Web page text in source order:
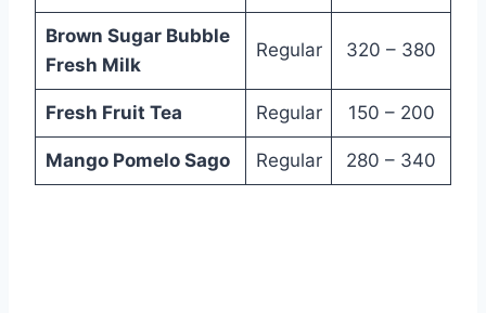
Brown Sugar Bubble
Fresh Milk
Regular 320 – 380
Fresh Fruit Tea Regular 150 – 200
Mango Pomelo Sago Regular 280 – 340